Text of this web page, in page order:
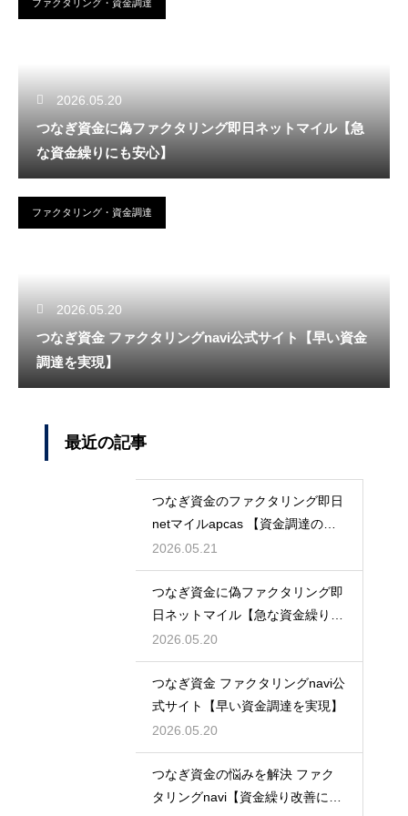
ファクタリング・資金調達
2026.05.20
つなぎ資金に偽ファクタリング即日ネットマイル【急
な資金繰りにも安心】
ファクタリング・資金調達
2026.05.20
つなぎ資金 ファクタリングnavi公式サイト【早い資金
調達を実現】
最近の記事
つなぎ資金のファクタリング即日
netマイルapcas 【資金調達の新
常識】
2026.05.21
つなぎ資金に偽ファクタリング即
日ネットマイル【急な資金繰りに
も安心】
2026.05.20
つなぎ資金 ファクタリングnavi公
式サイト【早い資金調達を実現】
2026.05.20
つなぎ資金の悩みを解決 ファク
タリングnavi【資金繰り改善に最